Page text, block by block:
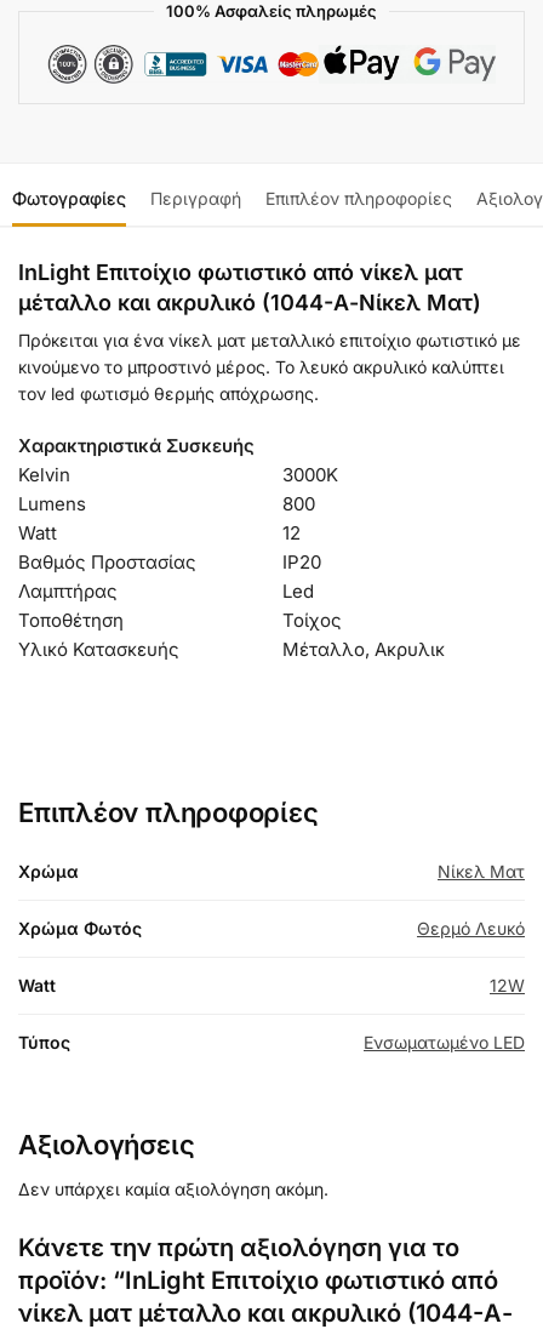
100% Ασφαλείς πληρωμές
Φωτογραφίες Περιγραφή Επιπλέον πληροφορίες
InLight Επιτοίχιο φωτιστικό από νίκελ ματ
μέταλλο και ακρυλικό (1044-Α-Νίκελ Ματ)
Πρόκειται για ένα νίκελ ματ μεταλλικό επιτοίχιο φωτιστικό με
κινούμενο το μπροστινό μέρος. Το λευκό ακρυλικό καλύπτει
τον led φωτισμό θερμής απόχρωσης.
Χαρακτηριστικά Συσκευής
Kelvin
3000Κ
Lumens
800
Watt
12
Βαθμός Προστασίας
IP20
Λαμπτήρας
Led
Τοποθέτηση
Τοίχος
Υλικό Κατασκευής
Μέταλλο, Ακρυλικ
Επιπλέον πληροφορίες
Χρώμα Νίκελ Ματ
Χρώμα Φωτός Θερμό Λευκό
Watt 12W
Τύπος Ενσωματωμένο LED
Αξιολογήσεις
Δεν υπάρχει καμία αξιολόγηση ακόμη.
Κάνετε την πρώτη αξιολόγηση για το
προϊόν: “InLight Επιτοίχιο φωτιστικό από
νίκελ ματ μέταλλο και ακρυλικό (1044-Α-